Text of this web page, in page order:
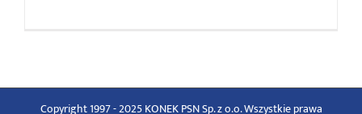
Copyright 1997 - 2025 KONEK PSN Sp. z o.o. Wszystkie prawa